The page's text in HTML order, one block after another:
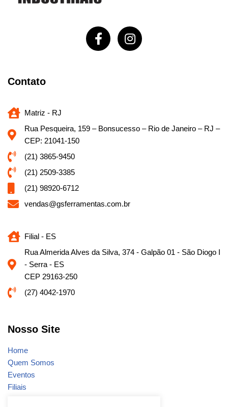
Contato
Matriz - RJ
Rua Pesqueira, 159 – Bonsucesso – Rio de Janeiro – RJ –
CEP: 21041-150
(21) 3865-9450
(21) 2509-3385
(21) 98920-6712
vendas@gsferramentas.com.br
Filial - ES
Rua Almerida Alves da Silva, 374 - Galpão 01 - São Diogo I
- Serra - ES
CEP 29163-250
(27) 4042-1970
Nosso Site
Home
Quem Somos
Eventos
Filiais